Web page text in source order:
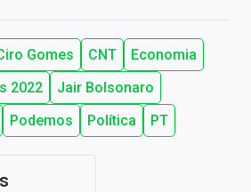
Gomes CNT
Economia
2022
Jair Bolsonaro
Podemos Política PT